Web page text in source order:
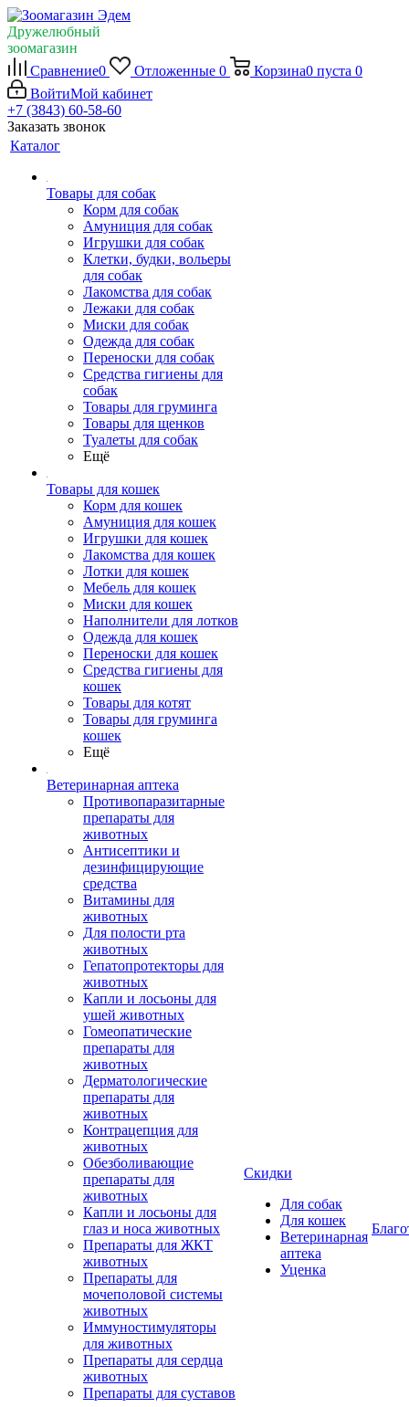
Дружелюбный
зоомагазин
Сравнение0 Отложенные 0 Корзина0 пуста 0
ВойтиМой кабинет
+7 (3843) 60-58-60
Заказать звонок
Каталог
Товары для собак
Корм для собак
Амуниция для собак
Игрушки для собак
Клетки, будки, вольеры
для собак
Лакомства для собак
Лежаки для собак
Миски для собак
Одежда для собак
Переноски для собак
Средства гигиены для
собак
Товары для груминга
Товары для щенков
Туалеты для собак
Ещё
Товары для кошек
Корм для кошек
Амуниция для кошек
Игрушки для кошек
Лакомства для кошек
Лотки для кошек
Мебель для кошек
Миски для кошек
Наполнители для лотков
Одежда для кошек
Переноски для кошек
Средства гигиены для
кошек
Товары для котят
Товары для груминга
кошек
Ещё
Ветеринарная аптека
Противопаразитарные
препараты для
животных
Антисептики и
дезинфицирующие
средства
Витамины для
животных
Для полости рта
животных
Гепатопротекторы для
животных
Капли и лосьоны для
ушей животных
Гомеопатические
препараты для
животных
Дерматологические
препараты для
животных
Контрацепция для
животных
Обезболивающие
препараты для
животных
Капли и лосьоны для
глаз и носа животных
Препараты для ЖКТ
животных
Препараты для
мочеполовой системы
животных
Иммуностимуляторы
для животных
Препараты для сердца
животных
Препараты для суставов
Скидки
Для собак
Для кошек
Ветеринарная
аптека
Уценка